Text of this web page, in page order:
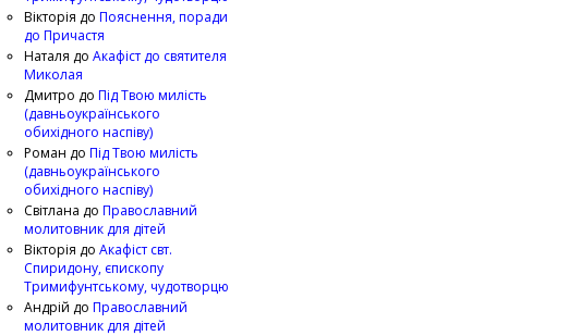
Вікторія до Пояснення, поради
до Причастя
Наталя до Акафіст до святителя
Миколая
Дмитро до Під Твою милість
(давньоукраїнського
обихідного наспіву)
Роман до Під Твою милість
(давньоукраїнського
обихідного наспіву)
Світлана до Православний
молитовник для дітей
Вікторія до Акафіст свт.
Спиридону, єпископу
Тримифунтському, чудотворцю
Андрій до Православний
молитовник для дітей